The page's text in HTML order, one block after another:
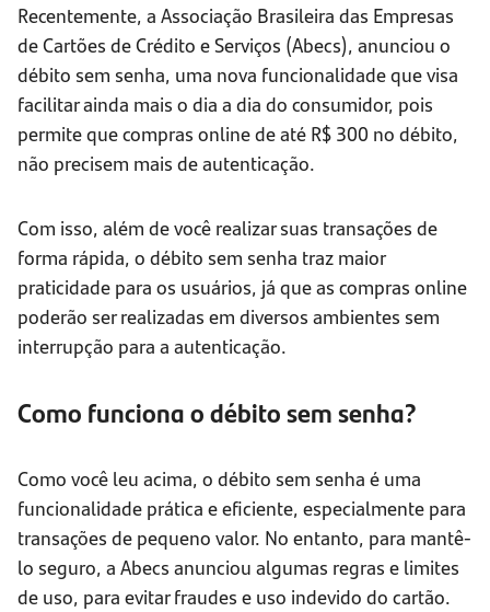
Recentemente, a Associação Brasileira das Empresas
de Cartões de Crédito e Serviços (Abecs), anunciou o
débito sem senha, uma nova funcionalidade que visa
facilitar ainda mais o dia a dia do consumidor, pois
permite que compras online de até R$ 300 no débito,
não precisem mais de autenticação.
Com isso, além de você realizar suas transações de
forma rápida, o débito sem senha traz maior
praticidade para os usuários, já que as compras online
poderão ser realizadas em diversos ambientes sem
interrupção para a autenticação.
Como funciona o débito sem senha?
Como você leu acima, o débito sem senha é uma
funcionalidade prática e eficiente, especialmente para
transações de pequeno valor. No entanto, para mantê-
lo seguro, a Abecs anunciou algumas regras e limites
de uso, para evitar fraudes e uso indevido do cartão.